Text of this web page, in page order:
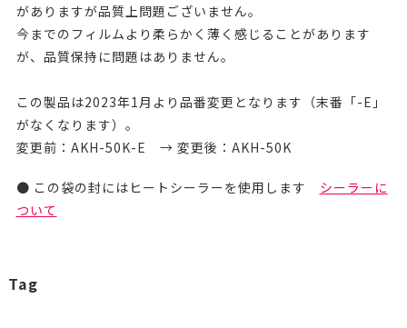
がありますが品質上問題ございません。
今までのフィルムより柔らかく薄く感じることがあります
が、品質保持に問題はありません。
この製品は2023年1月より品番変更となります（末番「-E」
がなくなります）。
変更前：AKH-50K-E → 変更後：AKH-50K
● この袋の封にはヒートシーラーを使用します シーラーに
ついて
Tag